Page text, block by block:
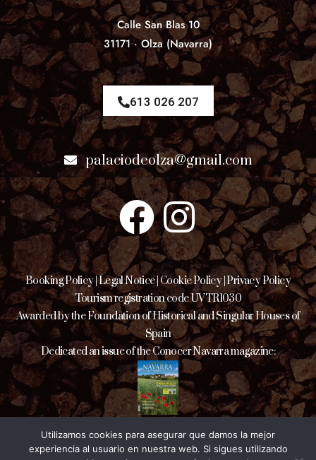
Calle San Blas 10
31171 · Olza (Navarra)
613 026 207
palaciodeolza@gmail.com
Booking Policy|Legal Notice|Cookie Policy|Privacy Policy
Tourism registration code UVTR1030
Awarded by the Foundation of Historical and Singular Houses of
Spain
Dedicated an issue of the Conocer Navarra magazine:
Utilizamos cookies para asegurar que damos la mejor
experiencia al usuario en nuestra web. Si sigues utilizando